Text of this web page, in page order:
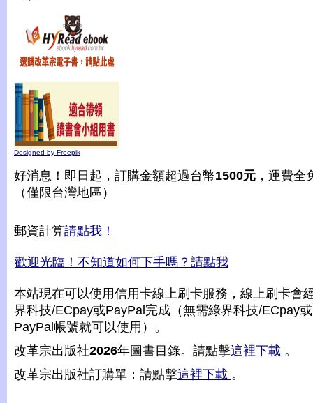
Designed by Freepik
好消息！即日起，訂購金額超過台幣1500元 ，運費全
（僅限台灣地區）
郵資計算請點我！
歡迎光臨！不知道如何下手嗎？請點我
本站現在可以使用信用卡線上刷卡服務，線上刷卡會
界科技/ECpay或PayPal完成（無需綠界科技/ECpay或
PayPal帳號就可以使用）。
改革宗出版社2026年圖書目錄。請點擊這裡下載 。
改革宗出版社訂購單：請點擊這裡下載 。